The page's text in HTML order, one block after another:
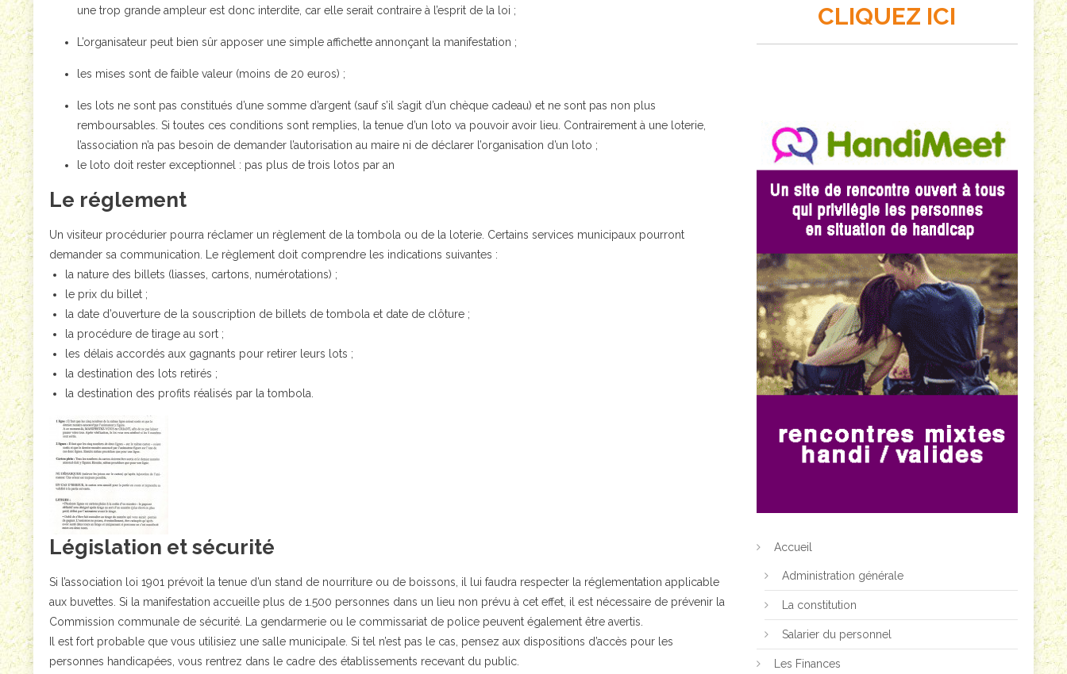
une trop grande ampleur est donc interdite, car elle serait contraire à l’esprit de la loi ;
L’organisateur peut bien sûr apposer une simple affichette annonçant la manifestation ;
les mises sont de faible valeur (moins de 20 euros) ;
les lots ne sont pas constitués d’une somme d’argent (sauf s’il s’agit d’un chèque cadeau) et ne sont pas non plus
remboursables. Si toutes ces conditions sont remplies, la tenue d’un loto va pouvoir avoir lieu. Contrairement à une loterie,
l’association n’a pas besoin de demander l’autorisation au maire ni de déclarer l’organisation d’un loto ;
le loto doit rester exceptionnel : pas plus de trois lotos par an
Le réglement
Un visiteur procédurier pourra réclamer un règlement de la tombola ou de la loterie. Certains services municipaux pourront
demander sa communication. Le règlement doit comprendre les indications suivantes :
la nature des billets (liasses, cartons, numérotations) ;
le prix du billet ;
la date d’ouverture de la souscription de billets de tombola et date de clôture ;
la procédure de tirage au sort ;
les délais accordés aux gagnants pour retirer leurs lots ;
la destination des lots retirés ;
la destination des profits réalisés par la tombola.
Législation et sécurité
Si l’association loi 1901 prévoit la tenue d’un stand de nourriture ou de boissons, il lui faudra respecter la réglementation applicable
aux buvettes. Si la manifestation accueille plus de 1.500 personnes dans un lieu non prévu à cet effet, il est nécessaire de prévenir la
Commission communale de sécurité. La gendarmerie ou le commissariat de police peuvent également être avertis.
Il est fort probable que vous utilisiez une salle municipale. Si tel n’est pas le cas, pensez aux dispositions d’accès pour les
personnes handicapées, vous rentrez dans le cadre des établissements recevant du public.
CLIQUEZ ICI
Accueil
Administration générale
La constitution
Salarier du personnel
Les Finances